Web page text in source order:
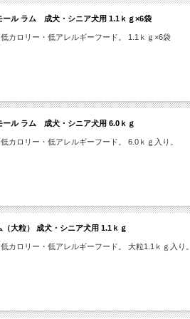
ル ラム 成犬・シニア犬用 1.1ｋｇ×6袋
カロリー・低アレルギーフード。 1.1ｋｇ×6袋
ル ラム 成犬・シニア犬用 6.0ｋｇ
カロリー・低アレルギーフード。 6.0ｋｇ入り。
大粒） 成犬・シニア犬用 1.1ｋｇ
カロリー・低アレルギーフード。 大粒1.1ｋｇ入り。